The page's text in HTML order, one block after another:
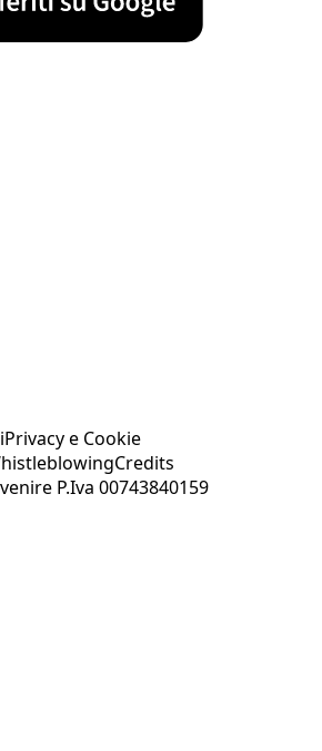
Privacy e Cookie
Credits
P.Iva 00743840159